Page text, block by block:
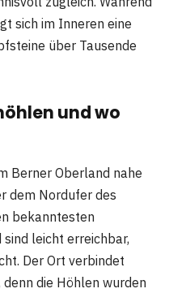
sich im Inneren eine
über Tausende
und wo
Berner Oberland nahe
dem Nordufer des
bekanntesten
leicht erreichbar,
Der Ort verbindet
die Höhlen wurden